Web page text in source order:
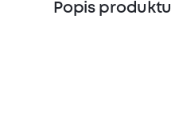
Popis produktu